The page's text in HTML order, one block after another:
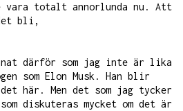
vara totalt annorlunda nu. Att
bli,
därför som jag inte är lika
som Elon Musk. Han blir
här. Men det som jag tycker
diskuteras mycket om det är